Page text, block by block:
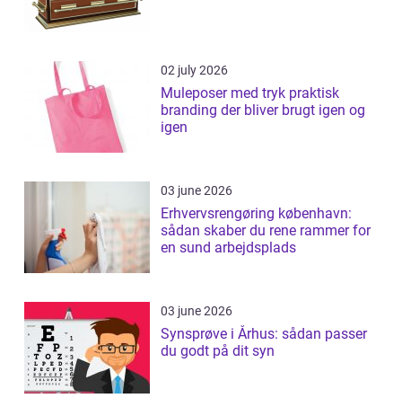
02 july 2026
Muleposer med tryk praktisk
branding der bliver brugt igen og
igen
03 june 2026
Erhvervsrengøring københavn:
sådan skaber du rene rammer for
en sund arbejdsplads
03 june 2026
Synsprøve i Århus: sådan passer
du godt på dit syn